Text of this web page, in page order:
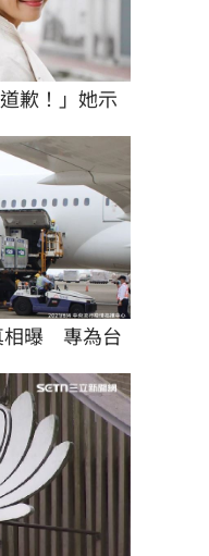
歉！」她示
曝　專為台